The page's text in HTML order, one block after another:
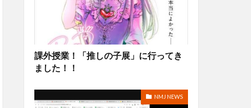
課外授業！「推しの子展」に行ってき
ました！！
NMJ NEWS